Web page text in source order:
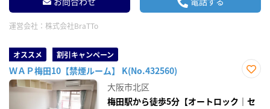
運営会社： 株式会社BraTTo
オススメ 割引キャンペーン
ＷＡＰ梅田10【禁煙ルーム】 K(No.432560)
り登
大阪市北区
梅田駅から徒歩5分【オートロック｜セ